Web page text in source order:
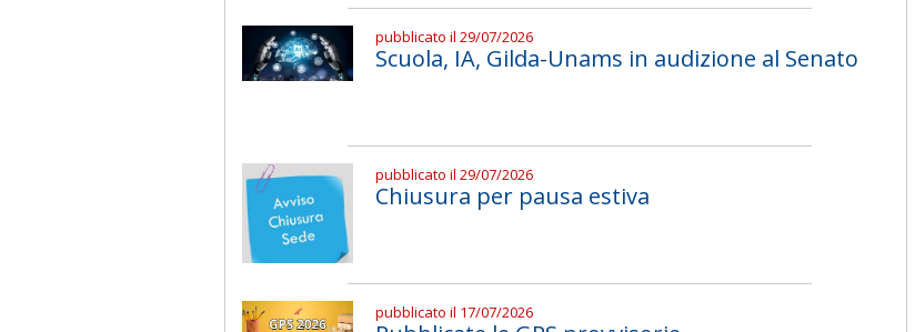
pubblicato il 29/07/2026
Scuola, IA, Gilda-Unams in audizione al Senato
pubblicato il 29/07/2026
Chiusura per pausa estiva
pubblicato il 17/07/2026